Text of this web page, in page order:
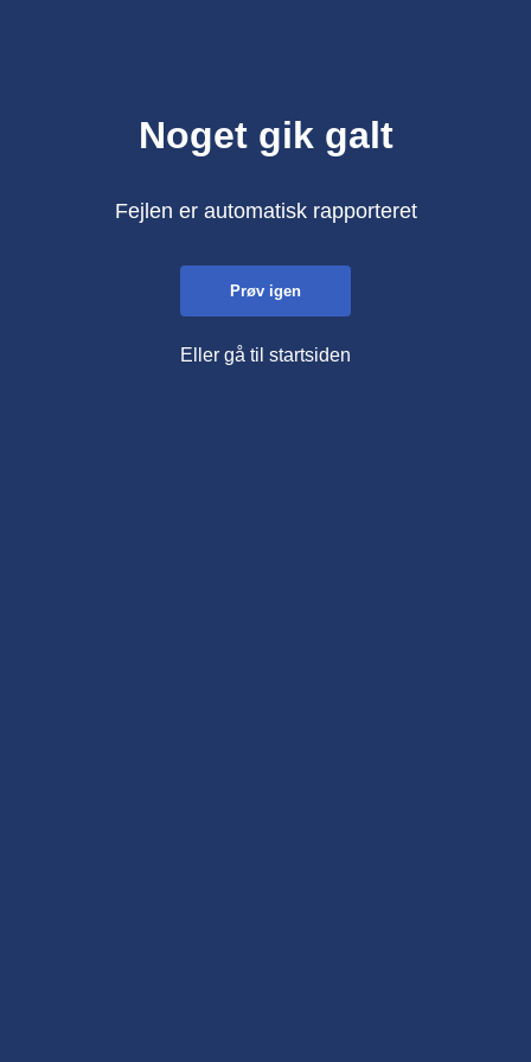
Noget gik galt
Fejlen er automatisk rapporteret
Prøv igen
Eller gå til startsiden